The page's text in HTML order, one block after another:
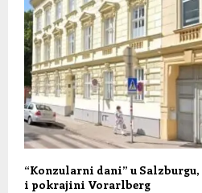
“Konzularni dani” u
i pokrajini Vorarlberg